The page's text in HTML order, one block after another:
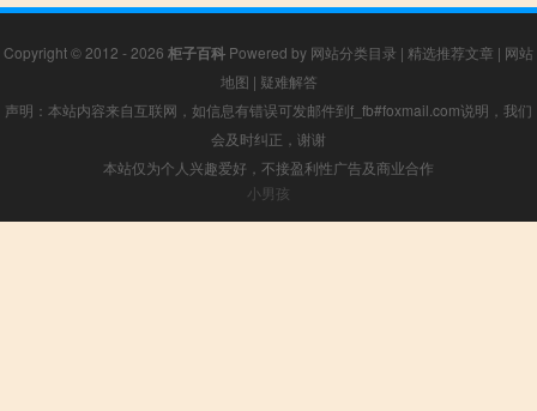
Copyright © 2012 - 2026 柜子百科 Powered by 网站分类目录 | 精选推荐文章 | 网站
地图 | 疑难解答
声明：本站内容来自互联网，如信息有错误可发邮件到f_fb#foxmail.com说明，我们
会及时纠正，谢谢
本站仅为个人兴趣爱好，不接盈利性广告及商业合作
小男孩